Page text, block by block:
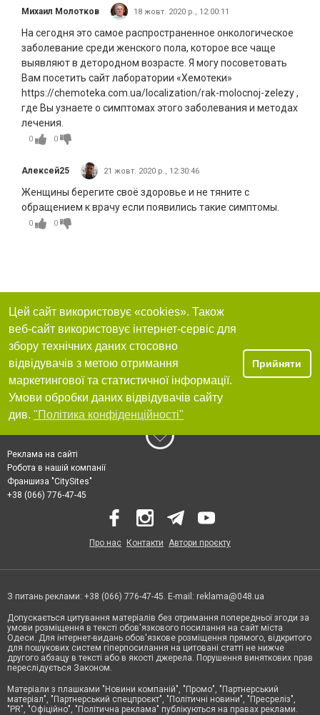
Михаил Молотков 18 жовт. 2020 р., 12:00:11
На сегодня это самое распространенное онкологическое
заболевание среди женского пола, которое все чаще
выявляют в детородном возрасте. Я могу посоветовать
Вам посетить сайт лаборатории «Хемотеки»
https://chemoteka.com.ua/localization/rak-molocnoj-zelezy ,
где Вы узнаете о симптомах этого заболевания и методах
лечения.
0 0
Алексей25 21 жовт. 2020 р., 12:30:46
Женщины берегите своё здоровье и не тяните с
обращением к врачу если появились такие симптомы.
0 0
Цей сайт використовує «cookies». Також
веб-сайт використовує інтернет-сервіс для
збору технічних даних стосовно
відвідувачів з метою отримання
маркетингової та статистичної інформації.
Умови обробки даних відвідувачів сайту
див. "Політика конфіденційності"
Прийняти
Реклама на сайті
Робота в нашій компанії
Франшиза "CitySites"
+38 (066) 776-47-45
Про нас Контакти Автори проєкту
З питань реклами: +38 (066) 776-47-45. E-mail: reklama@048.ua
Допускається цитування матеріалів без отримання попередньої згоди за
умови розміщення в тексті обов'язкового посилання на сайт міста
Одеси. Для інтернет-видань обов'язкове розміщення прямого, відкритого
для пошукових систем гіперпосилання на цитовані статті не нижче
другого абзацу в тексті або в якості джерела. Порушення виняткових прав
переслідується Законом.
Матеріали з плашками "Новини компаній", "Промо", "Партнерський
матеріал", "Партнерський спецпроєкт", "Політичні новини", "Пресреліз",
"PR", "Офіційно", "Політична реклама" публікуються на правах реклами.